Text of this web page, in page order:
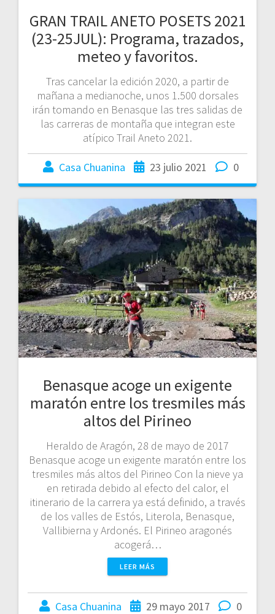
GRAN TRAIL ANETO POSETS 2021
(23-25JUL): Programa, trazados,
meteo y favoritos.
Tras cancelar la edición 2020, a partir de
mañana a medianoche, unos 1.500 dorsales
irán tomando en Benasque las tres salidas de
las carreras de montaña que integran este
atípico Trail Aneto 2021.
Casa Chuanina 23 julio 2021 0
Benasque acoge un exigente
maratón entre los tresmiles más
altos del Pirineo
Heraldo de Aragón, 28 de mayo de 2017
Benasque acoge un exigente maratón entre los
tresmiles más altos del Pirineo Con la nieve ya
en retirada debido al efecto del calor, el
itinerario de la carrera ya está definido, a través
de los valles de Estós, Literola, Benasque,
Vallibierna y Ardonés. El Pirineo aragonés
acogerá…
LEER MÁS
Casa Chuanina 29 mayo 2017 0